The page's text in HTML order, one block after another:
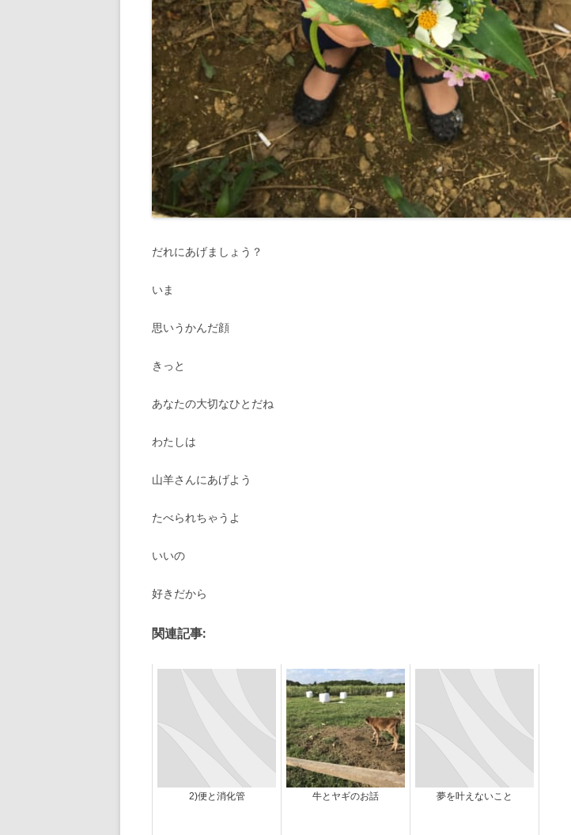
だれにあげましょう？
いま
思いうかんだ顔
きっと
あなたの大切なひとだね
わたしは
山羊さんにあげよう
たべられちゃうよ
いいの
好きだから
関連記事:
2)便と消化管 牛とヤギのお話 夢を叶えないこと